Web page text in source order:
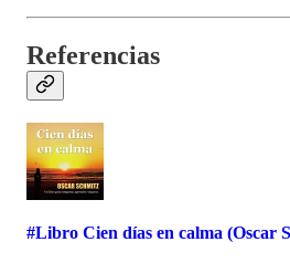
Referencias
#Libro Cien días en calma (Oscar